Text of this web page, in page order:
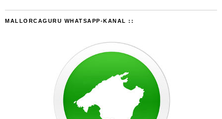
MALLORCAGURU WHATSAPP-KANAL ::